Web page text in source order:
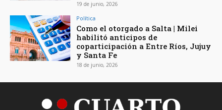
19 de junio, 2026
Política
Como el otorgado a Salta | Milei
habilitó anticipos de
coparticipación a Entre Ríos, Jujuy
y Santa Fe
18 de junio, 2026